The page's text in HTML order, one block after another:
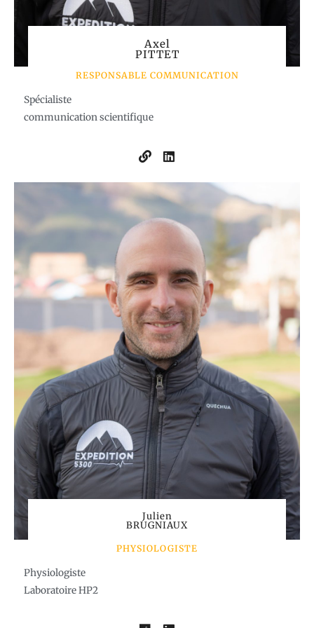
Axel
PITTET
RESPONSABLE COMMUNICATION
Spécialiste
communication scientifique
L
i
n
k
L
i
n
e
d
i
Julien
BRUGNIAUX
PHYSIOLOGISTE
Physiologiste
Laboratoire HP2